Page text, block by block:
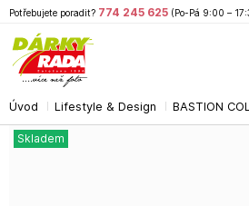
Úvod Lifestyle & Design BASTION
Skladem
Potřebujete poradit? 774 245 625 (Po-Pá 9:00 –